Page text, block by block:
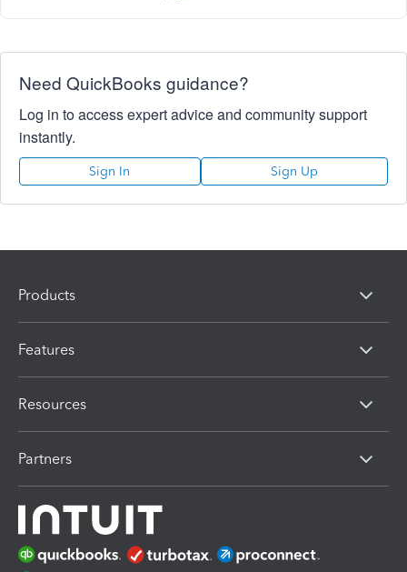
Need QuickBooks guidance?
Log in to access expert advice and community support
instantly.
Sign In Sign Up
Products
Features
Resources
Partners